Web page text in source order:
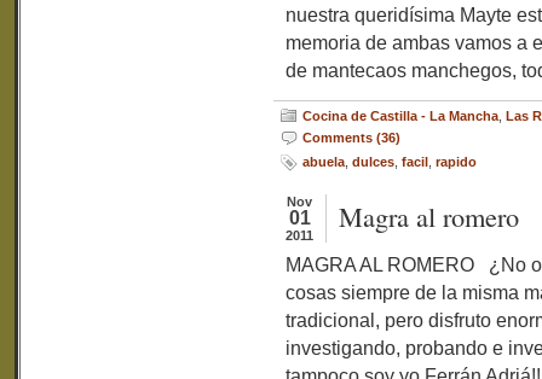
nuestra queridísima Mayte
memoria de ambas vamos a
de mantecaos manchegos,
Cocina de Castilla - La Mancha Las
Comments (36)
abuela dulces facil rapido
Nov
01
2011
Magra al romero
MAGRA AL ROMERO ¿No
cosas siempre de la misma
tradicional, pero disfruto
investigando, probando e